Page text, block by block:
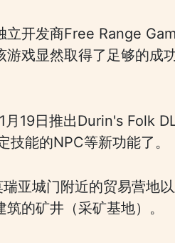
立开发商Free Range
戏显然取得了足够的成
19日推出Durin's Folk
能的NPC等新功能了。
亚城门附近的贸易营地
的矿井（采矿基地）。